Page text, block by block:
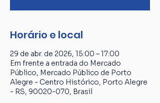
Horário e local
29 de abr. de 2026, 15:00 – 17:00
Em frente a entrada do Mercado
Público, Mercado Público de Porto
Alegre - Centro Histórico, Porto Alegre
- RS, 90020-070, Brasil